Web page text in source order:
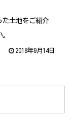
た土地をご紹介
2018年9月14日